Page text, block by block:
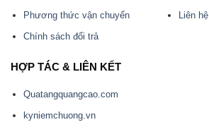
Phương thức vận chuyển
Chính sách đổi trả
Liên hệ
HỢP TÁC & LIÊN KẾT
Quatangquangcao.com
kyniemchuong.vn